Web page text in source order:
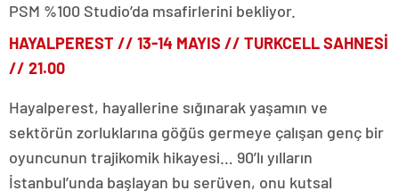
PSM %100 Studio’da msafirlerini bekliyor.
HAYALPEREST // 13-14 MAYIS // TURKCELL SAHNESİ
// 21.00
Hayalperest, hayallerine sığınarak yaşamın ve
sektörün zorluklarına göğüs germeye çalışan genç bir
oyuncunun trajikomik hikayesi… 90’lı yılların
İstanbul’unda başlayan bu serüven, onu kutsal